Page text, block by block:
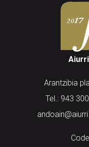
Arantzibia
Tel.: 943